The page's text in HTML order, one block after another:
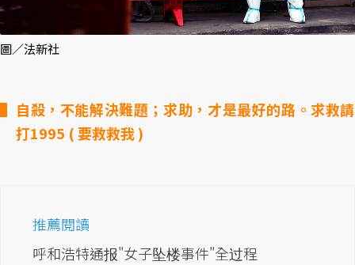
圖／法新社
自殺，不能解決難題；求助，才是最好的路。求救請
打1995 ( 要救救我 )
推薦閱讀
呼和浩特通报"女子坠楼事件"全过程